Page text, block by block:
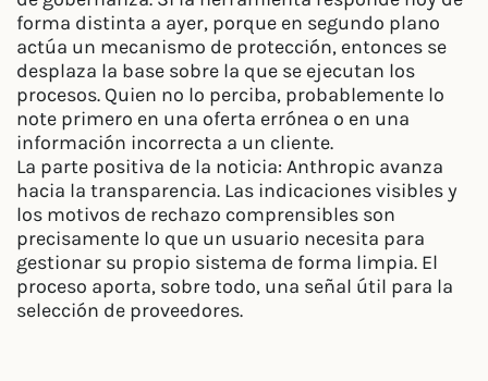
forma distinta a ayer, porque en segundo plano
actúa un mecanismo de protección, entonces se
desplaza la base sobre la que se ejecutan los
procesos. Quien no lo perciba, probablemente lo
note primero en una oferta errónea o en una
información incorrecta a un cliente.
La parte positiva de la noticia: Anthropic avanza
hacia la transparencia. Las indicaciones visibles y
los motivos de rechazo comprensibles son
precisamente lo que un usuario necesita para
gestionar su propio sistema de forma limpia. El
proceso aporta, sobre todo, una señal útil para la
selección de proveedores.